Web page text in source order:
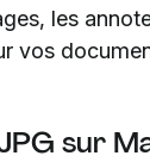
les
vos
sur